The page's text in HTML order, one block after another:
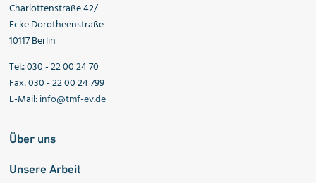
Charlottenstraße 42/
Ecke Dorotheenstraße
10117 Berlin
Tel.: 030 - 22 00 24 70
Fax: 030 - 22 00 24 799
E-Mail:info@tmf-ev.de
Über uns
Unsere Arbeit